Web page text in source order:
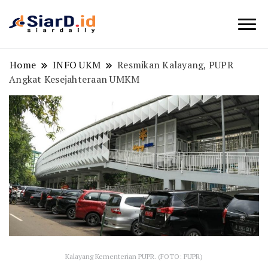
Home INFO UKM
Resmikan Kalayang, PUPR
Angkat Kesejahteraan UMKM
Kalayang Kementerian PUPR. (FOTO: PUPR)